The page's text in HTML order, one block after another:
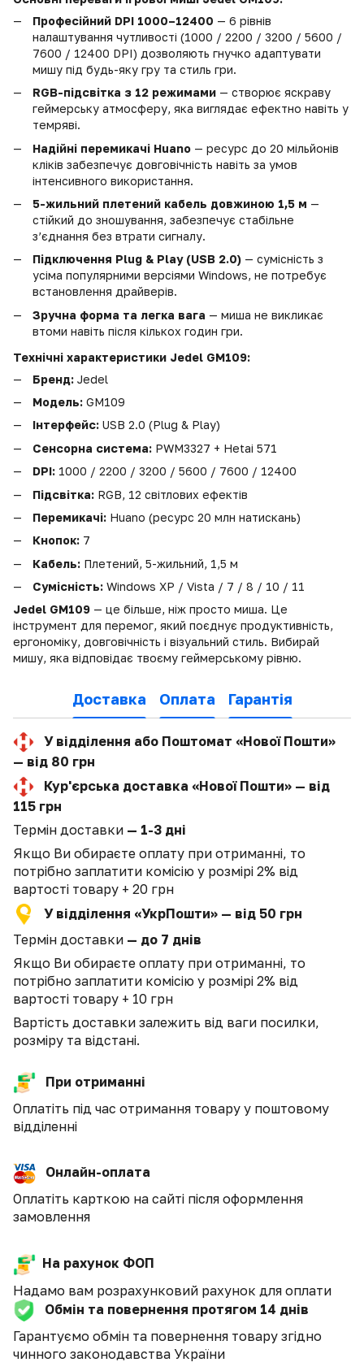
Професійний DPI 1000–12400 — 6 рівнів
налаштування чутливості (1000 / 2200 / 3200 / 5600 /
7600 / 12400 DPI) дозволяють гнучко адаптувати
мишу під будь-яку гру та стиль гри.
RGB-підсвітка з 12 режимами — створює яскраву
геймерську атмосферу, яка виглядає ефектно навіть у
темряві.
Надійні перемикачі Huano — ресурс до 20 мільйонів
кліків забезпечує довговічність навіть за умов
інтенсивного використання.
5-жильний плетений кабель довжиною 1,5 м —
стійкий до зношування, забезпечує стабільне
з’єднання без втрати сигналу.
Підключення Plug & Play (USB 2.0) — сумісність з
усіма популярними версіями Windows, не потребує
встановлення драйверів.
Зручна форма та легка вага — миша не викликає
втоми навіть після кількох годин гри.
Технічні характеристики Jedel GM109:
Бренд: Jedel
Модель: GM109
Інтерфейс: USB 2.0 (Plug & Play)
Сенсорна система: PWM3327 + Hetai 571
DPI: 1000 / 2200 / 3200 / 5600 / 7600 / 12400
Підсвітка: RGB, 12 світлових ефектів
Перемикачі: Huano (ресурс 20 млн натискань)
Кнопок: 7
Кабель: Плетений, 5-жильний, 1,5 м
Сумісність: Windows XP / Vista / 7 / 8 / 10 / 11
Jedel GM109 — це більше, ніж просто миша. Це
інструмент для перемог, який поєднує продуктивність,
ергономіку, довговічність і візуальний стиль. Вибирай
мишу, яка відповідає твоєму геймерському рівню.
Доставка Оплата Гарантія
У відділення або Поштомат «Нової Пошти»
— від 80 грн
Кур'єрська доставка «Нової Пошти» — від
115 грн
Термін доставки — 1-3 дні
Якщо Ви обираєте оплату при отриманні, то
потрібно заплатити комісію у розмірі 2% від
вартості товару + 20 грн
У відділення «УкрПошти» — від 50 грн
Термін доставки — до 7 днів
Якщо Ви обираєте оплату при отриманні, то
потрібно заплатити комісію у розмірі 2% від
вартості товару + 10 грн
Вартість доставки залежить від ваги посилки,
розміру та відстані.
При отриманні
Оплатіть під час отримання товару у поштовому
відділенні
Онлайн-оплата
Оплатіть карткою на сайті після оформлення
замовлення
На рахунок ФОП
Надамо вам розрахунковий рахунок для оплати
Обмін та повернення протягом 14 днів
Гарантуємо обмін та повернення товару згідно
чинного законодавства України